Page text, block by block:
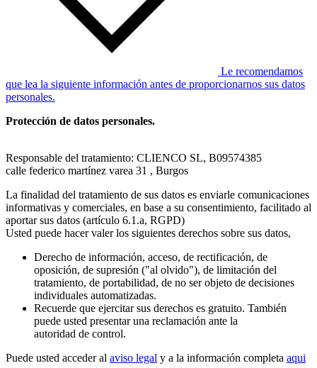
Le recomendamos
que lea la siguiente información antes de proporcionarnos sus datos
personales.
Protección de datos personales.
Responsable del tratamiento: CLIENCO SL, B09574385
calle federico martínez varea 31 , Burgos
La finalidad del tratamiento de sus datos es enviarle comunicaciones
informativas y comerciales, en base a su consentimiento, facilitado al
aportar sus datos (artículo 6.1.a, RGPD)
Usted puede hacer valer los siguientes derechos sobre sus datos,
Derecho de información, acceso, de rectificación, de
oposición, de supresión ("al olvido"), de limitación del
tratamiento, de portabilidad, de no ser objeto de decisiones
individuales automatizadas.
Recuerde que ejercitar sus derechos es gratuito. También
puede usted presentar una reclamación ante la
autoridad de control.
Puede usted acceder al aviso legal y a la información completa aqui